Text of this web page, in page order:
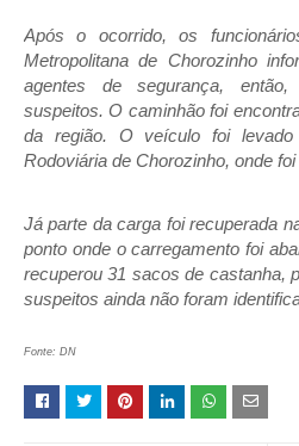
Após o ocorrido, os
Metropolitana de Chorozinho
agentes de segurança,
suspeitos. O caminhãofoi
da região. O veículo foi
Rodoviária de Chorozinho, onde
Já parte da carga foirecuperada
ponto onde o carregamento foi
recuperou 31 sacos de castanha,
suspeitos ainda não foram
Fonte: DN